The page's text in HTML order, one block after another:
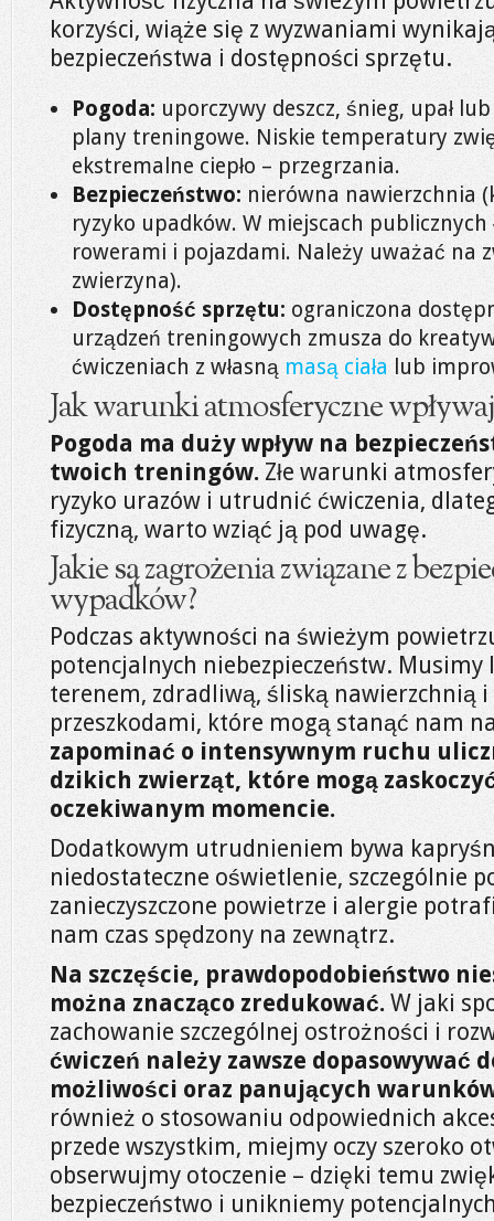
korzyści, wiąże się z wyzwaniami
bezpieczeństwa i dostępności sprzętu.
Pogoda: uporczywy deszcz, śnieg, upał
plany treningowe. Niskie temperatury
ekstremalne ciepło – przegrzania.
Bezpieczeństwo: nierówna nawierzchnia
ryzyko upadków. W miejscach
rowerami i pojazdami. Należy uważać na
zwierzyna).
Dostępność sprzętu: ograniczona
urządzeń treningowych zmusza do
ćwiczeniach z własną masą ciała lub
Jak warunki atmosferyczne
Pogoda ma duży wpływ na
twoich treningów. Złe warunki
ryzyko urazów i utrudnić ćwiczenia,
fizyczną, warto wziąć ją pod uwagę.
Jakie są zagrożenia związane z
wypadków?
Podczas aktywności na świeżym
potencjalnych niebezpieczeństw. Musimy
terenem, zdradliwą, śliską nawierzchnią
przeszkodami, które mogą stanąć nam
zapominać o intensywnym ruchu
dzikich zwierząt, które mogą
oczekiwanym momencie.
Dodatkowym utrudnieniem bywa
niedostateczne oświetlenie, szczególnie
zanieczyszczone powietrze i alergie
nam czas spędzony na zewnątrz.
Na szczęście, prawdopodobieństwo
można znacząco zredukować. W jaki
zachowanie szczególnej ostrożności i
ćwiczeń należy zawsze dopasowywać
możliwości oraz panujących
również o stosowaniu odpowiednich
przede wszystkim, miejmy oczy szeroko
obserwujmy otoczenie – dzięki temu
bezpieczeństwo i unikniemy